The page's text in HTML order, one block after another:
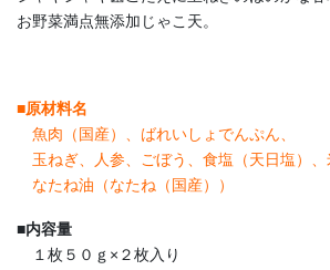
お野菜満点無添加じゃこ天。
■原材料名
魚肉（国産）、ばれいしょでんぷん、
玉ねぎ、人参、ごぼう、食塩（天日塩）、
なたね油（なたね（国産））
■内容量
１枚５０ｇ×２枚入り